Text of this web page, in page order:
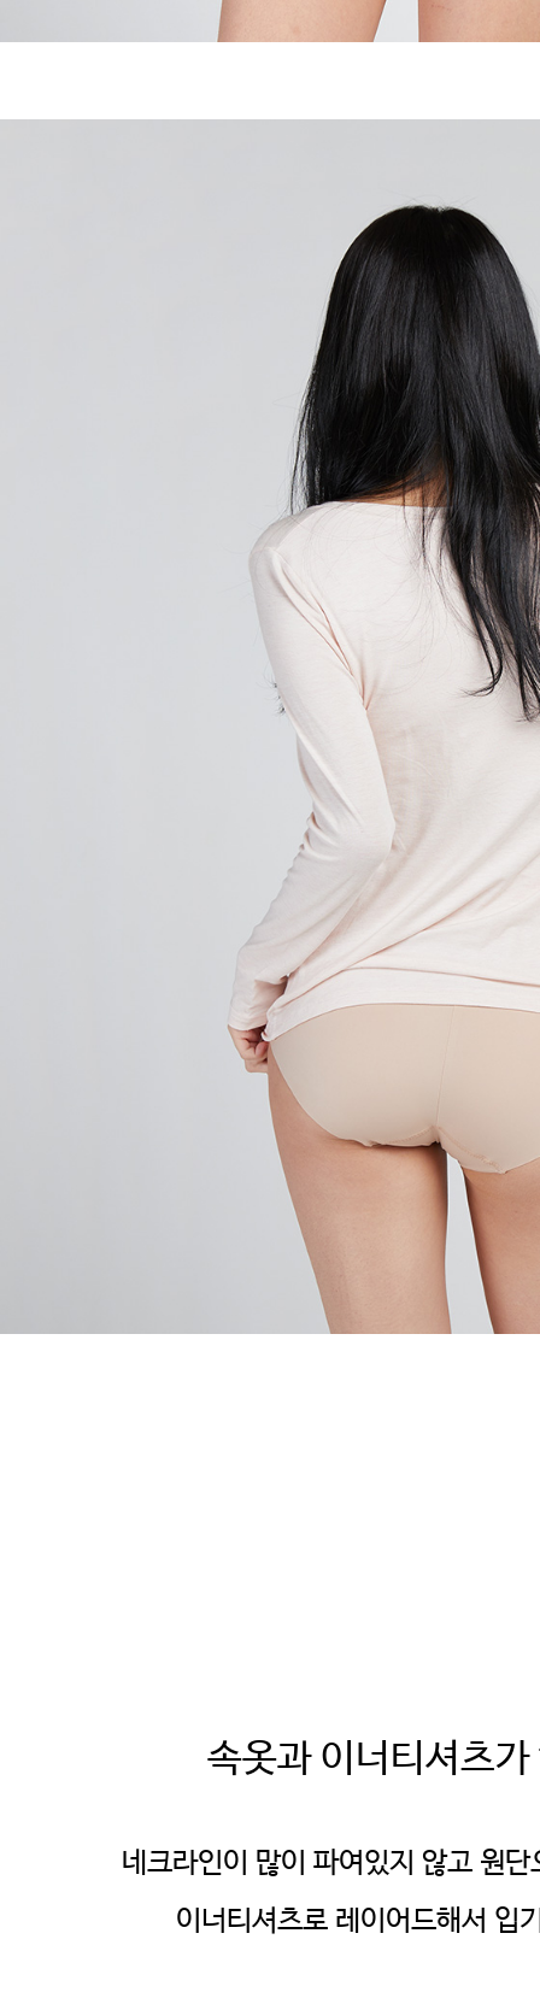
속옷과 이너티셔츠
네크라인이 많이 파여있지 않고 원
이너티셔츠로 레이어드해서 입